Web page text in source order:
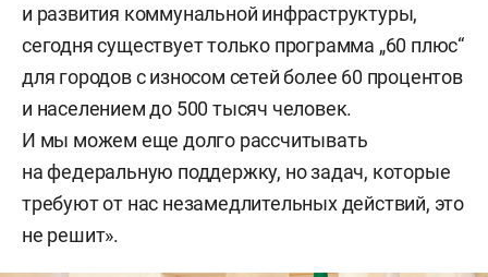
и развития коммунальной инфраструктуры,
сегодня существует только программа „60 плюс“
для городов с износом сетей более 60 процентов
и населением до 500 тысяч человек.
И мы можем еще долго рассчитывать
на федеральную поддержку, но задач, которые
требуют от нас незамедлительных действий, это
не решит».